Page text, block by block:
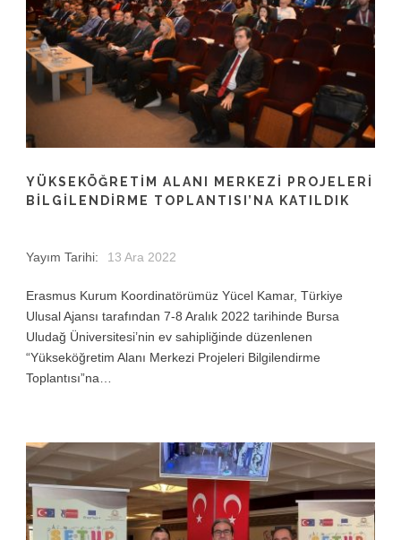
YÜKSEKÖĞRETIM ALANI MERKEZI PROJELERI
BILGILENDIRME TOPLANTISI’NA KATILDIK
Yayım Tarihi: 13 Ara 2022
Erasmus Kurum Koordinatörümüz Yücel Kamar, Türkiye
Ulusal Ajansı tarafından 7-8 Aralık 2022 tarihinde Bursa
Uludağ Üniversitesi’nin ev sahipliğinde düzenlenen
“Yükseköğretim Alanı Merkezi Projeleri Bilgilendirme
Toplantısı”na…